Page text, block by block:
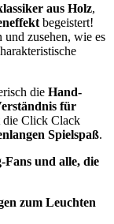
aus Holz,
begeistert!
und zusehen, wie es
die Hand-
für
die Click Clack
Spielspaß.
Fans und alle, die
zum Leuchten